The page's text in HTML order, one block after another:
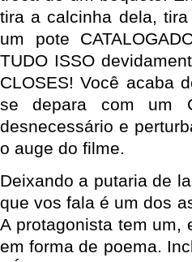
tira a calcinha dela,
um pote
TUDO ISSO
CLOSES! Você acaba
se depara com um
desnecessário e
o auge do filme.
Deixando a putaria de
que vos fala é um dos
A protagonista tem um,
em forma de poema.